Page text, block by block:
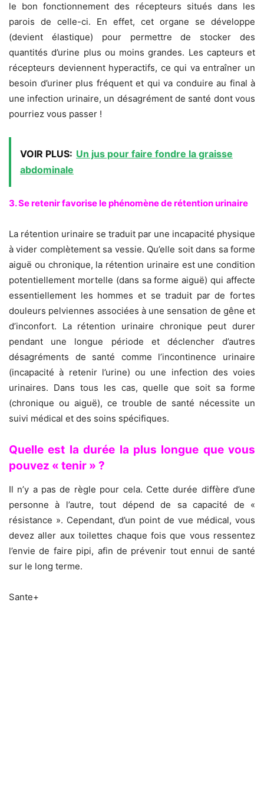
le bon fonctionnement des récepteurs situés dans les
parois de celle-ci. En effet, cet organe se développe
(devient élastique) pour permettre de stocker des
quantités d’urine plus ou moins grandes. Les capteurs et
récepteurs deviennent hyperactifs, ce qui va entraîner un
besoin d’uriner plus fréquent et qui va conduire au final à
une infection urinaire, un désagrément de santé dont vous
pourriez vous passer !
VOIR PLUS: Un jus pour faire fondre la graisse
abdominale
3. Se retenir favorise le phénomène de rétention urinaire
La rétention urinaire se traduit par une incapacité physique
à vider complètement sa vessie. Qu’elle soit dans sa forme
aiguë ou chronique, la rétention urinaire est une condition
potentiellement mortelle (dans sa forme aiguë) qui affecte
essentiellement les hommes et se traduit par de fortes
douleurs pelviennes associées à une sensation de gêne et
d’inconfort. La rétention urinaire chronique peut durer
pendant une longue période et déclencher d’autres
désagréments de santé comme l’incontinence urinaire
(incapacité à retenir l’urine) ou une infection des voies
urinaires. Dans tous les cas, quelle que soit sa forme
(chronique ou aiguë), ce trouble de santé nécessite un
suivi médical et des soins spécifiques.
Quelle est la durée la plus longue que vous
pouvez « tenir » ?
Il n’y a pas de règle pour cela. Cette durée diffère d’une
personne à l’autre, tout dépend de sa capacité de «
résistance ». Cependant, d’un point de vue médical, vous
devez aller aux toilettes chaque fois que vous ressentez
l’envie de faire pipi, afin de prévenir tout ennui de santé
sur le long terme.
Sante+